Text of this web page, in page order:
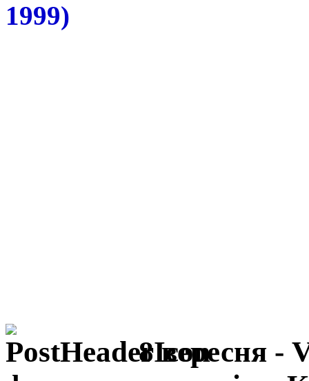
1999)
8 вересня -